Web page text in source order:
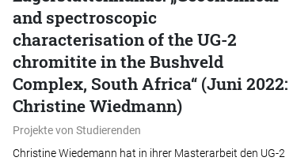
and spectroscopic
characterisation of the UG-2
chromitite in the Bushveld
Complex, South Africa“ (Juni 2022:
Christine Wiedmann)
Projekte von Studierenden
Christine Wiedemann hat in ihrer Masterarbeit den UG-2